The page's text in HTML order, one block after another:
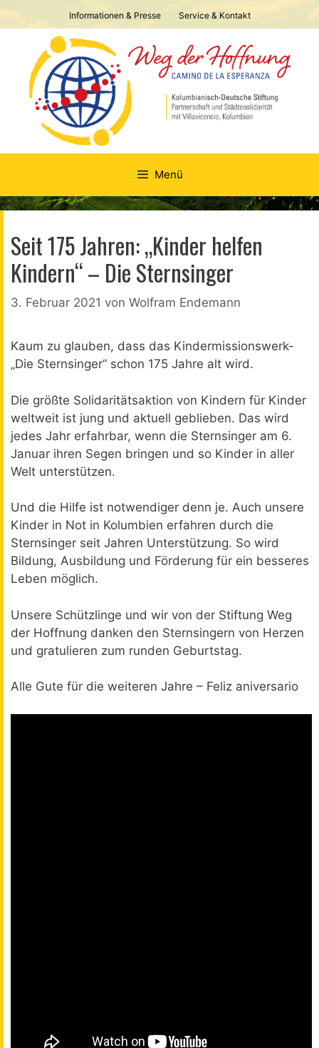
zum
Informationen & Presse Service & Kontakt
Menü
Seit 175 Jahren: „Kinder helfen
Kindern“ – Die Sternsinger
3. Februar 2021 von Wolfram Endemann
Kaum zu glauben, dass das Kindermissionswerk-
„Die Sternsinger“ schon 175 Jahre alt wird.
Die größte Solidaritätsaktion von Kindern für Kinder
weltweit ist jung und aktuell geblieben. Das wird
jedes Jahr erfahrbar, wenn die Sternsinger am 6.
Januar ihren Segen bringen und so Kinder in aller
Welt unterstützen.
Und die Hilfe ist notwendiger denn je. Auch unsere
Kinder in Not in Kolumbien erfahren durch die
Sternsinger seit Jahren Unterstützung. So wird
Bildung, Ausbildung und Förderung für ein besseres
Leben möglich.
Unsere Schützlinge und wir von der Stiftung Weg
der Hoffnung danken den Sternsingern von Herzen
und gratulieren zum runden Geburtstag.
Alle Gute für die weiteren Jahre – Feliz aniversario